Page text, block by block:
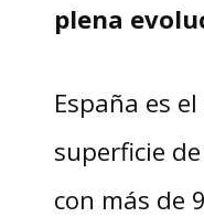
plena
España es
superficie
con más de